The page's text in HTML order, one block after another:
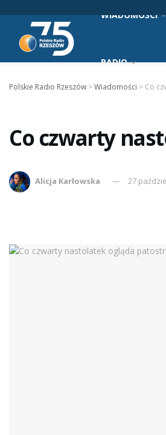
WIADOMOŚCI
RADIO
Polskie Radio Rzeszów >Wiadomości > Co
Co czwarty
Alicja Karłowska 27